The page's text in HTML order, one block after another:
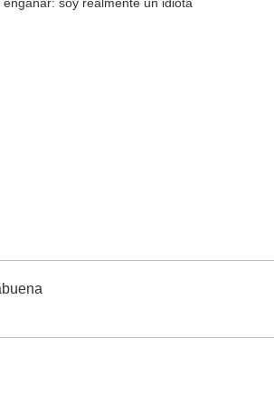
soy realmente un idiota